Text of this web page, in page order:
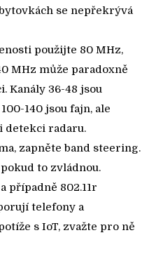
se nepřekrývá
použijte 80 MHz,
MHz může paradoxně
Kanály 36-48 jsou
140 jsou fajn, ale
detekci radaru.
zapněte band steering.
to zvládnou.
případně 802.11r
telefony a
s IoT, zvažte pro ně